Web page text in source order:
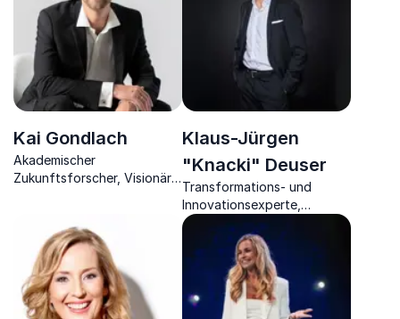
Kai Gondlach
Akademischer
Zukunftsforscher, Visionär
Zukunftstrends für
Unternehmen.
Klaus-Jürgen
"Knacki" Deuser
Transformations- und
Innovationsexperte,
Unternehmer, Moderator &
Wegbereiter der Deutschen
Comedy Stand-up Szene.